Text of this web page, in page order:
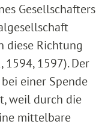
Gesellschafters
diese Richtung
1594, 1597). Der
einer Spende
weil durch die
mittelbare